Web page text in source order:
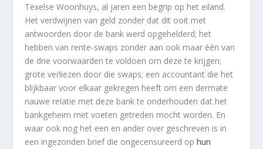
Texelse Woonhuys, al jaren een begrip op het eiland.
Het verdwijnen van geld zonder dat dit ooit met
antwoorden door de bank werd opgehelderd; het
hebben van rente-swaps zonder aan ook maar één van
de drie voorwaarden te voldoen om deze te krijgen;
grote verliezen door die swaps; een accountant die het
blijkbaar voor elkaar gekregen heeft om een dermate
nauwe relatie met deze bank te onderhouden dat het
bankgeheim met voeten getreden mocht worden. En
waar ook nog het een en ander over geschreven is in
een ingezonden brief die ongecensureerd ophun